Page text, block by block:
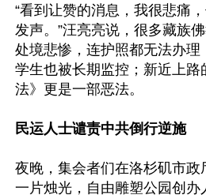
“看到让赞的消息，我很悲痛
发声。”汪亮亮说，很多藏族
处境悲惨，连护照都无法办
学生也被长期监控；新近上路
法》更是一部恶法。
民运人士谴责中共倒行逆施
夜晚，集会者们在洛杉矶市政
一片烛光，自由雕塑公园创